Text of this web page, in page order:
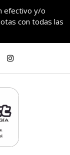
efectivo y/o
con todas las